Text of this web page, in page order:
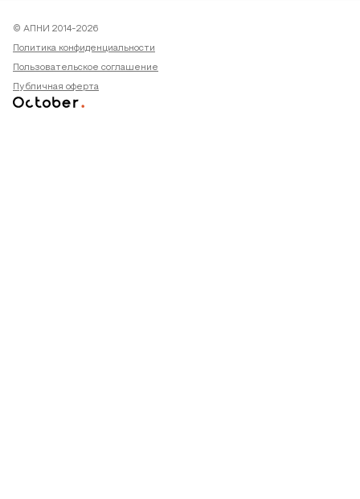
© АПНИ 2014-2026
Политика конфиденциальности
Пользовательское соглашение
Публичная оферта